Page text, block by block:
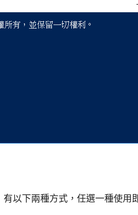
以下兩種方式，任選一種使用